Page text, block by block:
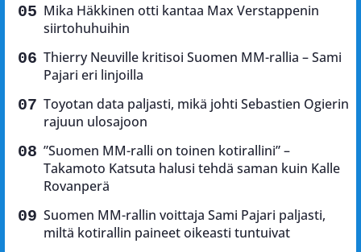
Mika Häkkinen otti kantaa Max Verstappenin
siirtohuhuihin
Thierry Neuville kritisoi Suomen MM-rallia – Sami
Pajari eri linjoilla
Toyotan data paljasti, mikä johti Sebastien Ogierin
rajuun ulosajoon
”Suomen MM-ralli on toinen kotirallini” –
Takamoto Katsuta halusi tehdä saman kuin Kalle
Rovanperä
Suomen MM-rallin voittaja Sami Pajari paljasti,
miltä kotirallin paineet oikeasti tuntuivat